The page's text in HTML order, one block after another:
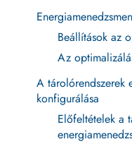
Beállítások az
Az
A tárolórendszerek
konfigurálása
Előfeltételek a